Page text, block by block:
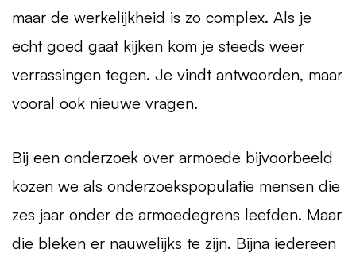
maar de werkelijkheid is zo complex. Als je
echt goed gaat kijken kom je steeds weer
verrassingen tegen. Je vindt antwoorden, maar
vooral ook nieuwe vragen.
Bij een onderzoek over armoede bijvoorbeeld
kozen we als onderzoekspopulatie mensen die
zes jaar onder de armoedegrens leefden. Maar
die bleken er nauwelijks te zijn. Bijna iedereen